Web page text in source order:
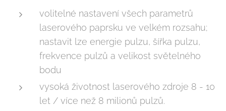
volitelné nastavení všech parametrů
laserového paprsku ve velkém rozsahu;
nastavit lze energie pulzu, šířka pulzu,
frekvence pulzů a velikost světelného
bodu
vysoká životnost laserového zdroje 8 - 10
let / více než 8 milionů pulzů.